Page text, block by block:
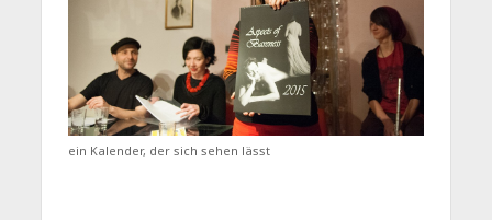
ein Kalender, der sich sehen lässt